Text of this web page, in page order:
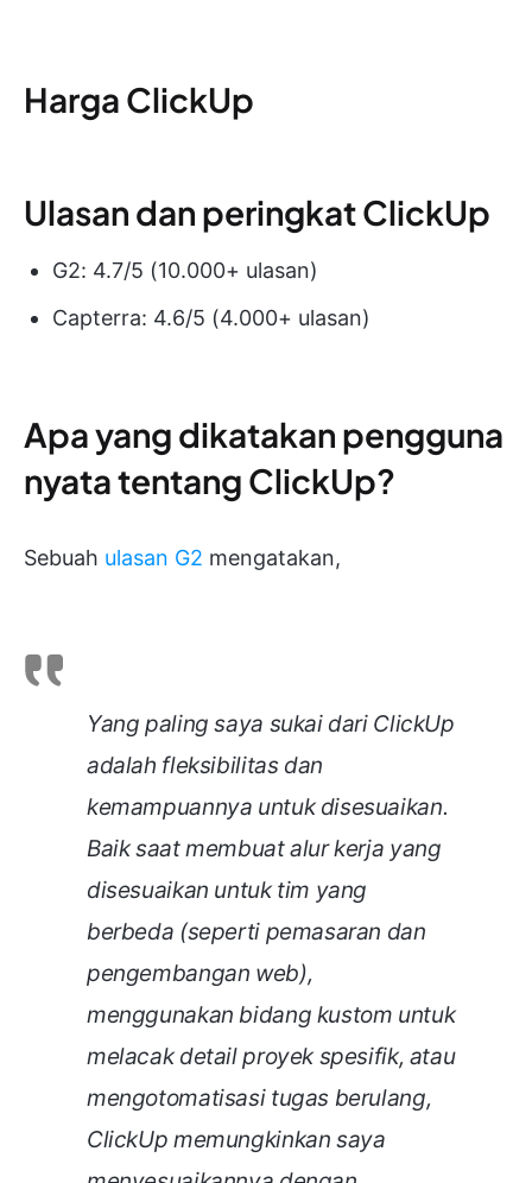
Harga ClickUp
Ulasan dan peringkat ClickUp
G2: 4.7/5 (10.000+ ulasan)
Capterra: 4.6/5 (4.000+ ulasan)
Apa yang dikatakan pengguna
nyata tentang ClickUp?
Sebuah ulasan G2 mengatakan,
Yang paling saya sukai dari ClickUp
adalah fleksibilitas dan
kemampuannya untuk disesuaikan.
Baik saat membuat alur kerja yang
disesuaikan untuk tim yang
berbeda (seperti pemasaran dan
pengembangan web),
menggunakan bidang kustom untuk
melacak detail proyek spesifik, atau
mengotomatisasi tugas berulang,
ClickUp memungkinkan saya